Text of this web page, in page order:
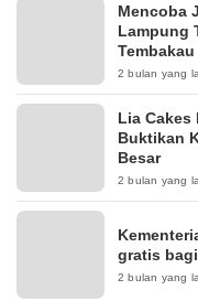
Mencoba
Lampung
Tembakau
2 bulan yang
Lia Cakes
Buktikan
Besar
2 bulan yang
gratis
2 bulan yang